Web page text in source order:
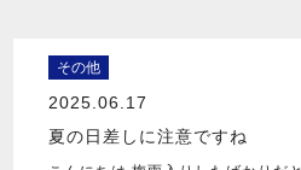
その他
2025.06.17
夏の日差しに注意ですね